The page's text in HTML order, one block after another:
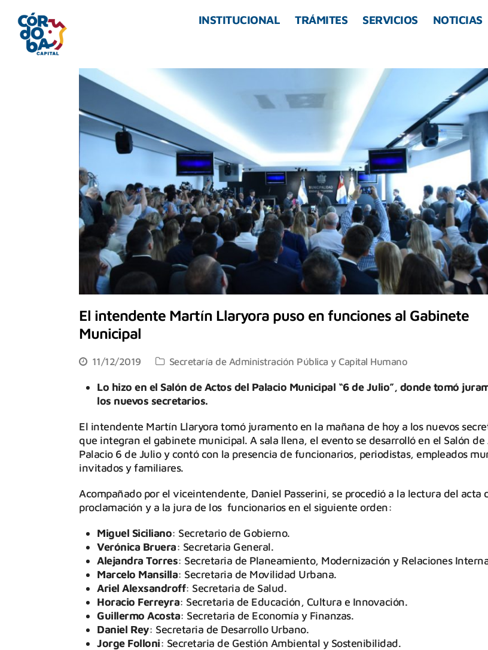
INSTITUCIONAL TRÁMITES SERVICIOS NOTICIAS
El intendente Martín Llaryora puso en funciones al Gabinete
Municipal
11/12/2019 Secretaría de Administración Pública y Capital Humano
Lo hizo en el Salón de Actos del Palacio Municipal “6 de Julio”, donde tomó
los nuevos secretarios.
El intendente Martín Llaryora tomó juramento en la mañana de hoy a los nuevos
que integran el gabinete municipal. A sala llena, el evento se desarrolló en el Salón de
Palacio 6 de Julio y contó con la presencia de funcionarios, periodistas, empleados
invitados y familiares.
Acompañado por el viceintendente, Daniel Passerini, se procedió a la lectura del acta
proclamación y a la jura de los funcionarios en el siguiente orden:
Miguel Siciliano: Secretario de Gobierno.
Verónica Bruera: Secretaria General.
Alejandra Torres: Secretaria de Planeamiento, Modernización y Relaciones
Marcelo Mansilla: Secretaria de Movilidad Urbana.
Ariel Alexsandroff: Secretaria de Salud.
Horacio Ferreyra: Secretaria de Educación, Cultura e Innovación.
Guillermo Acosta: Secretaria de Economía y Finanzas.
Daniel Rey: Secretaria de Desarrollo Urbano.
Jorge Folloni: Secretaria de Gestión Ambiental y Sostenibilidad.